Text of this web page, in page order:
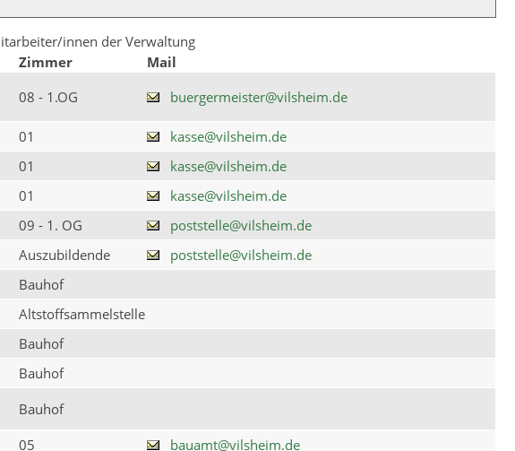
innen der Verwaltung
Zimmer
Mail
08 - 1.OG buergermeister@vilsheim.de
01
kasse@vilsheim.de
01
kasse@vilsheim.de
01
kasse@vilsheim.de
09 - 1. OG
poststelle@vilsheim.de
Auszubildende
poststelle@vilsheim.de
Bauhof
Altstoffsammelstelle
Bauhof
Bauhof
Bauhof
05
bauamt@vilsheim.de